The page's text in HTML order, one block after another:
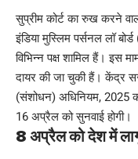
सुप्रीम कोर्ट का रुख करने
इंडिया मुस्लिम पर्सनल लॉ
विभिन्न पक्ष शामिल हैं। इस
दायर की जा चुकी हैं। केंद्र
(संशोधन) अधिनियम, 2025
16 अप्रैल को सुनवाई होगी।
8 अप्रैल को देश में